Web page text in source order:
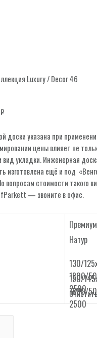
Luxury/ Decor 46
₽
доски указана при
цены влияет не
вид укладки. Инженерная
изготовлена ещё и под
вопросам стоимости такого
— звоните в офис.
Премиум
Натур
130/
1800/
2500
150/
1800/
2500